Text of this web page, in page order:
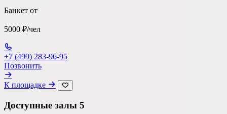
Банкетный зал
Лофт
Веранда / Шатер
Банкет от
5000 ₽/чел
+7 (499) 283-96-95
Позвонить
К площадке
Доступные залы 5